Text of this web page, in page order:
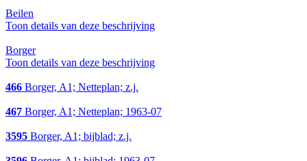
Beilen
Toon details van deze beschrijving
Borger
Toon details van deze beschrijving
466 Borger, A1; Netteplan; z.j.
467 Borger, A1; Netteplan; 1963-07
3595 Borger, A1; bijblad; z.j.